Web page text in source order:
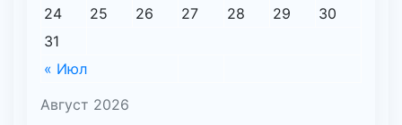
Август 2026
« Июл
24
25 26 27 28 29
30
31